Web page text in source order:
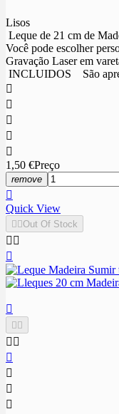
Lisos
Leque de 21 cm de
Você pode escolher
Gravação Laser em
INCLUIDOS São





1,50 €Preço
remove

Quick View
 Out Of Stock
 


 
 



